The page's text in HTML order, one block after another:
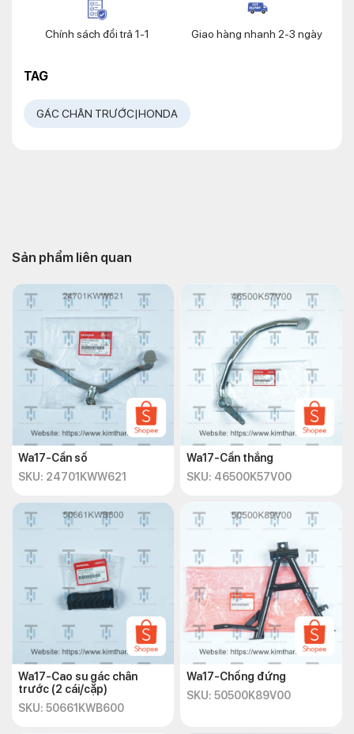
Chính sách đổi trả 1-1 Giao hàng nhanh 2-3 ngày
TAG
GÁC CHÂN TRƯỚC|HONDA
Sản phẩm liên quan
Wa17-Cần số
SKU: 24701KWW621
Wa17-Cần thắng
SKU: 46500K57V00
Wa17-Cao su gác chân
trước (2 cái/cặp)
SKU: 50661KWB600
Wa17-Chống đứng
SKU: 50500K89V00